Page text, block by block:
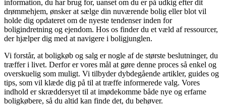
information, du har brug for, uanset om du er på udkig efter dit
drømmehjem, ønsker at sælge din nuværende bolig eller blot vil
holde dig opdateret om de nyeste tendenser inden for
boligindretning og ejendom. Hos os finder du et væld af ressourcer,
der hjælper dig med at navigere i boligjunglen.
Vi forstår, at boligkøb og salg er nogle af de største beslutninger, du
træffer i livet. Derfor er vores mål at gøre denne proces så enkel og
overskuelig som muligt. Vi tilbyder dybdegående artikler, guides og
tips, som vil klæde dig på til at træffe informerede valg. Vores
indhold er skræddersyet til at imødekomme både nye og erfarne
boligkøbere, så du altid kan finde det, du behøver.